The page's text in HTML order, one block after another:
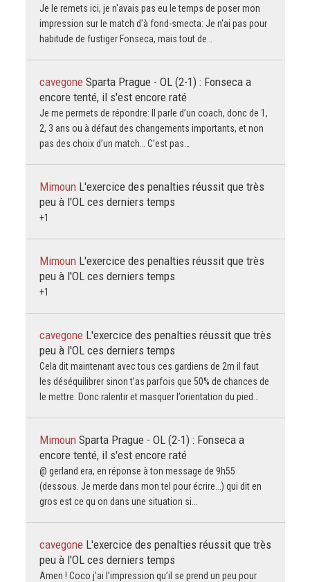
Je le remets ici, je n'avais pas eu le temps de poser mon
impression sur le match d'à fond-smecta: Je n'ai pas pour
habitude de fustiger Fonseca, mais tout de…
cavegone Sparta Prague - OL (2-1) : Fonseca a
encore tenté, il s'est encore raté
Je me permets de répondre: Il parle d’un coach, donc de 1,
2, 3 ans ou à défaut des changements importants, et non
pas des choix d’un match… C’est pas…
Mimoun L'exercice des penalties réussit que très
peu à l'OL ces derniers temps
+1
Mimoun L'exercice des penalties réussit que très
peu à l'OL ces derniers temps
+1
cavegone L'exercice des penalties réussit que très
peu à l'OL ces derniers temps
Cela dit maintenant avec tous ces gardiens de 2m il faut
les déséquilibrer sinon t’as parfois que 50% de chances de
le mettre. Donc ralentir et masquer l’orientation du pied…
Mimoun Sparta Prague - OL (2-1) : Fonseca a
encore tenté, il s'est encore raté
@ gerland era, en réponse à ton message de 9h55
(dessous. Je merde dans mon tel pour écrire...) qui dit en
gros est ce qu on dans une situation si…
cavegone L'exercice des penalties réussit que très
peu à l'OL ces derniers temps
Amen ! Coco j’ai l’impression qu’il se prend un peu pour